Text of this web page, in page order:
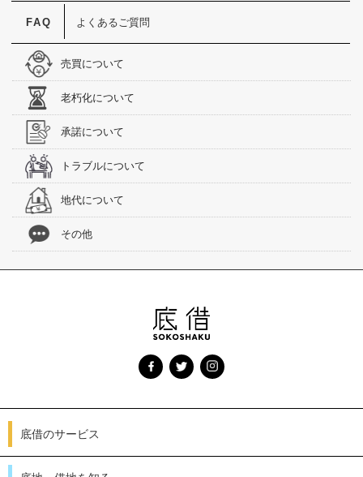
よくあるご質問
売買について
老朽化について
承諾について
トラブルについて
地代について
その他
底借のサービス